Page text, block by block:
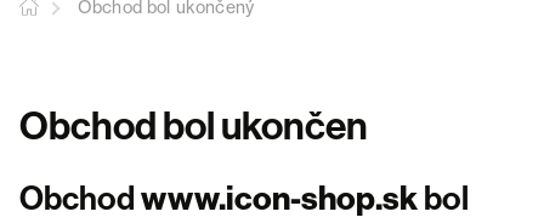
Obchod bol ukončený
Obchod bol ukončen
Obchodwww.icon-shop.skbol